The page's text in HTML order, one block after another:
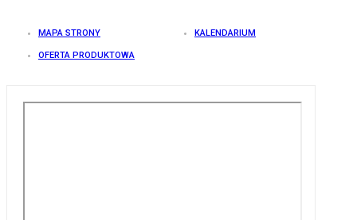
MAPA STRONY KALENDARIUM
OFERTA PRODUKTOWA